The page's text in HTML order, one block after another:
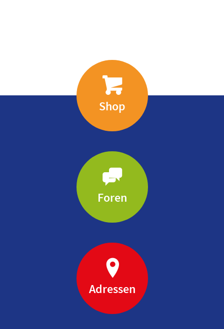
Shop
Foren
Adressen